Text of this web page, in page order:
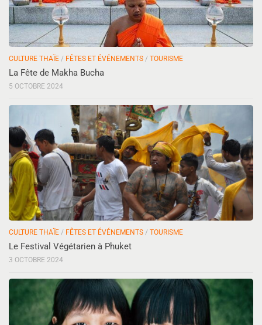
CULTURE THAÏE / FÊTES ET ÉVÉNEMENTS / TOURISME
La Fête de Makha Bucha
5 OCTOBRE 2024
CULTURE THAÏE / FÊTES ET ÉVÉNEMENTS / TOURISME
Le Festival Végétarien à Phuket
3 OCTOBRE 2024